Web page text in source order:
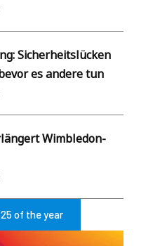
Sicherheitslücken
es andere tun
Wimbledon-
of the year